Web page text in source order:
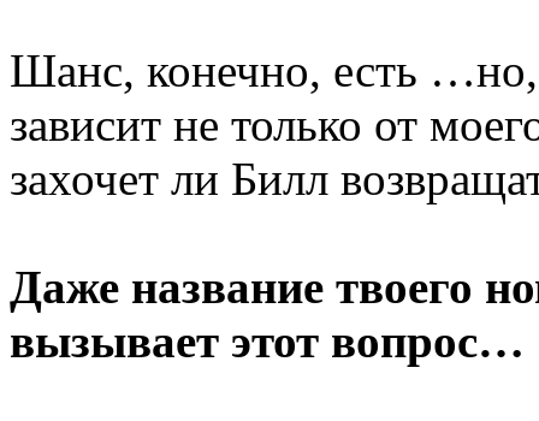
Шанс, конечно, есть …но,
зависит не только от
захочет ли Билл
Даже название твоего
вызывает этот вопрос…